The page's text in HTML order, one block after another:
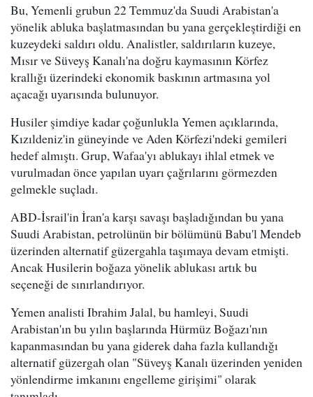
Bu, Yemenli grubun 22 Temmuz'da Suudi Arabistan'a
yönelik abluka başlatmasından bu yana gerçekleştirdiği en
kuzeydeki saldırı oldu. Analistler, saldırıların kuzeye,
Mısır ve Süveyş Kanalı'na doğru kaymasının Körfez
krallığı üzerindeki ekonomik baskının artmasına yol
açacağı uyarısında bulunuyor.
Husiler şimdiye kadar çoğunlukla Yemen açıklarında,
Kızıldeniz'in güneyinde ve Aden Körfezi'ndeki gemileri
hedef almıştı. Grup, Wafaa'yı ablukayı ihlal etmek ve
vurulmadan önce yapılan uyarı çağrılarını görmezden
gelmekle suçladı.
ABD-İsrail'in İran'a karşı savaşı başladığından bu yana
Suudi Arabistan, petrolünün bir bölümünü Babu'l Mendeb
üzerinden alternatif güzergahla taşımaya devam etmişti.
Ancak Husilerin boğaza yönelik ablukası artık bu
seçeneği de sınırlandırıyor.
Yemen analisti Ibrahim Jalal, bu hamleyi, Suudi
Arabistan'ın bu yılın başlarında Hürmüz Boğazı'nın
kapanmasından bu yana giderek daha fazla kullandığı
alternatif güzergah olan "Süveyş Kanalı üzerinden yeniden
yönlendirme imkanını engelleme girişimi" olarak